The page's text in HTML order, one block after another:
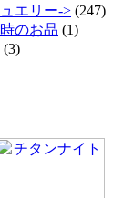
エリー-> (247)
のお品 (1)
(3)